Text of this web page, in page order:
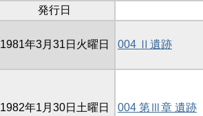
発行日
1981年3月31日火曜日 004 Ⅱ遺跡
1982年1月30日土曜日 004 第Ⅲ章 遺跡